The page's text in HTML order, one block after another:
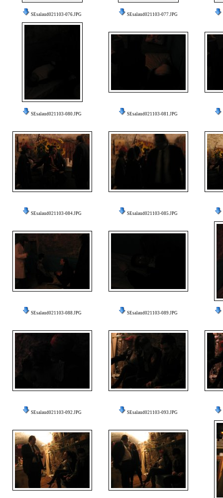
SEsalaud021103-076.JPG SEsalaud021103-077.JPG
SEsalaud021103-080.JPG SEsalaud021103-081.JPG
SEsalaud021103-084.JPG SEsalaud021103-085.JPG
SEsalaud021103-088.JPG SEsalaud021103-089.JPG
SEsalaud021103-092.JPG SEsalaud021103-093.JPG